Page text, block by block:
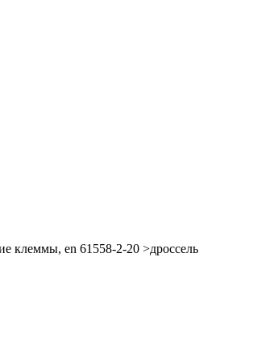
клеммы, en 61558-2-20 >дроссель